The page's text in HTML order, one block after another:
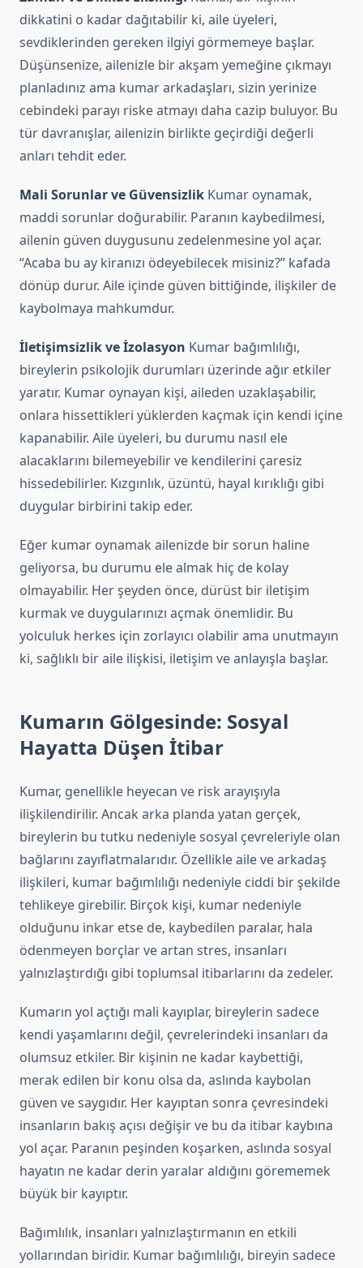
dikkatini o kadar dağıtabilir ki, aile üyeleri,
sevdiklerinden gereken ilgiyi görmemeye başlar.
Düşünsenize, ailenizle bir akşam yemeğine çıkmayı
planladınız ama kumar arkadaşları, sizin yerinize
cebindeki parayı riske atmayı daha cazip buluyor. Bu
tür davranışlar, ailenizin birlikte geçirdiği değerli
anları tehdit eder.
Mali Sorunlar ve Güvensizlik Kumar oynamak,
maddi sorunlar doğurabilir. Paranın kaybedilmesi,
ailenin güven duygusunu zedelenmesine yol açar.
“Acaba bu ay kiranızı ödeyebilecek misiniz?” kafada
dönüp durur. Aile içinde güven bittiğinde, ilişkiler de
kaybolmaya mahkumdur.
İletişimsizlik ve İzolasyon Kumar bağımlılığı,
bireylerin psikolojik durumları üzerinde ağır etkiler
yaratır. Kumar oynayan kişi, aileden uzaklaşabilir,
onlara hissettikleri yüklerden kaçmak için kendi içine
kapanabilir. Aile üyeleri, bu durumu nasıl ele
alacaklarını bilemeyebilir ve kendilerini çaresiz
hissedebilirler. Kızgınlık, üzüntü, hayal kırıklığı gibi
duygular birbirini takip eder.
Eğer kumar oynamak ailenizde bir sorun haline
geliyorsa, bu durumu ele almak hiç de kolay
olmayabilir. Her şeyden önce, dürüst bir iletişim
kurmak ve duygularınızı açmak önemlidir. Bu
yolculuk herkes için zorlayıcı olabilir ama unutmayın
ki, sağlıklı bir aile ilişkisi, iletişim ve anlayışla başlar.
Kumarın Gölgesinde: Sosyal
Hayatta Düşen İtibar
Kumar, genellikle heyecan ve risk arayışıyla
ilişkilendirilir. Ancak arka planda yatan gerçek,
bireylerin bu tutku nedeniyle sosyal çevreleriyle olan
bağlarını zayıflatmalarıdır. Özellikle aile ve arkadaş
ilişkileri, kumar bağımlılığı nedeniyle ciddi bir şekilde
tehlikeye girebilir. Birçok kişi, kumar nedeniyle
olduğunu inkar etse de, kaybedilen paralar, hala
ödenmeyen borçlar ve artan stres, insanları
yalnızlaştırdığı gibi toplumsal itibarlarını da zedeler.
Kumarın yol açtığı mali kayıplar, bireylerin sadece
kendi yaşamlarını değil, çevrelerindeki insanları da
olumsuz etkiler. Bir kişinin ne kadar kaybettiği,
merak edilen bir konu olsa da, aslında kaybolan
güven ve saygıdır. Her kayıptan sonra çevresindeki
insanların bakış açısı değişir ve bu da itibar kaybına
yol açar. Paranın peşinden koşarken, aslında sosyal
hayatın ne kadar derin yaralar aldığını görememek
büyük bir kayıptır.
Bağımlılık, insanları yalnızlaştırmanın en etkili
yollarından biridir. Kumar bağımlılığı, bireyin sadece